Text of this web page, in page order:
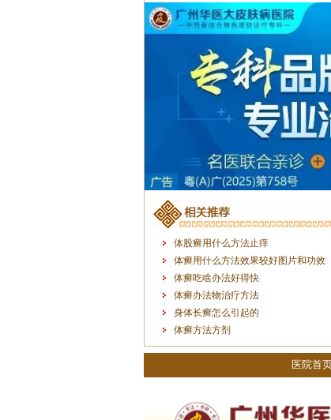
体股癣用什么方法止痒
体癣用什么方法效果较好图片和功效
体癣吃啥办法好得快
体癣办法物治疗方法
身体长癣怎么引起的
体癣方法方剂
医院首